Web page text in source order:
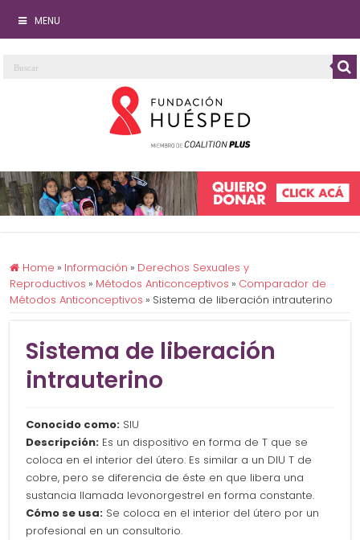
MENU
Home » Información » Derechos Sexuales y
Reproductivos » Métodos Anticonceptivos » Comparador de
Métodos Anticonceptivos » Sistema de liberación intrauterino
Sistema de liberación
intrauterino
Conocido como: SIU
Descripción: Es un dispositivo en forma de T que se
coloca en el interior del útero. Es similar a un DIU T de
cobre, pero se diferencia de éste en que libera una
sustancia llamada levonorgestrel en forma constante.
Cómo se usa: Se coloca en el interior del útero por un
profesional en un consultorio.